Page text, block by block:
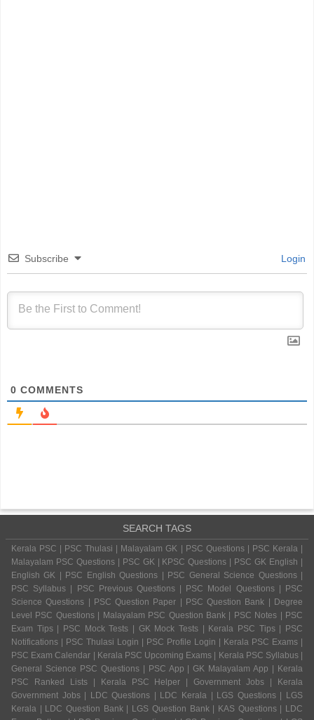
Subscribe Login
0 COMMENTS
SEARCH TAGS
Kerala PSC | PSC Thulasi | Malayalam GK | PSC Questions | PSC Kerala |
Malayalam PSC Questions | PSC GK | KPSC Questions | PSC GK English |
English GK | PSC English Questions | PSC General Science Questions |
PSC Syllabus | PSC Previous Questions | PSC Model Questions | PSC
Science Questions | PSC Question Paper | PSC Question Bank | Degree
Level PSC Questions | Malayalam PSC Question Bank | PSC Notes | PSC
Exam Tips | PSC Mock Tests | GK Mock Tests | Kerala PSC Tips | PSC
Notifications | PSC Thulasi Login | PSC Profile Login | Kerala PSC Exams |
PSC Exam Calendar | Kerala PSC Upcoming Exams | Kerala PSC Syllabus |
General Science PSC Questions | PSC App | GK Malayalam App | Kerala
PSC Ranked Lists | Kerala PSC Helper | Government Jobs | Kerala
Government Jobs | LDC Questions | LDC Kerala | LGS Questions | LGS
Kerala | LDC Question Bank | LGS Question Bank | KAS Questions | LDC